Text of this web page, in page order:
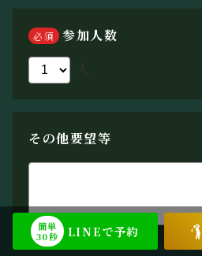
必須
参加人数
人
その他要望等
簡単
30秒
LINEで予約